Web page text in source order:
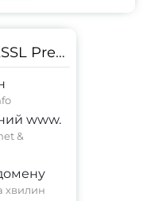
GeoTrust QuickSSL Premium
www.
&
хвилин